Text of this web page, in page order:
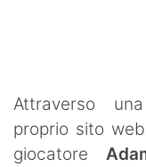
Contatti
Attraverso
proprio sito
giocatore